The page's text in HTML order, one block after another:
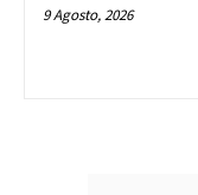
9 Agosto, 2026